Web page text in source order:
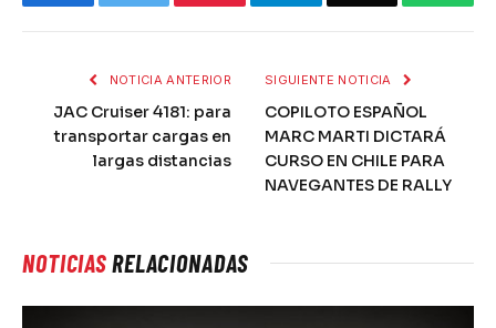
NOTICIA ANTERIOR
JAC Cruiser 4181: para
transportar cargas en
largas distancias
SIGUIENTE NOTICIA
COPILOTO ESPAÑOL
MARC MARTI DICTARÁ
CURSO EN CHILE PARA
NAVEGANTES DE RALLY
NOTICIASRELACIONADAS